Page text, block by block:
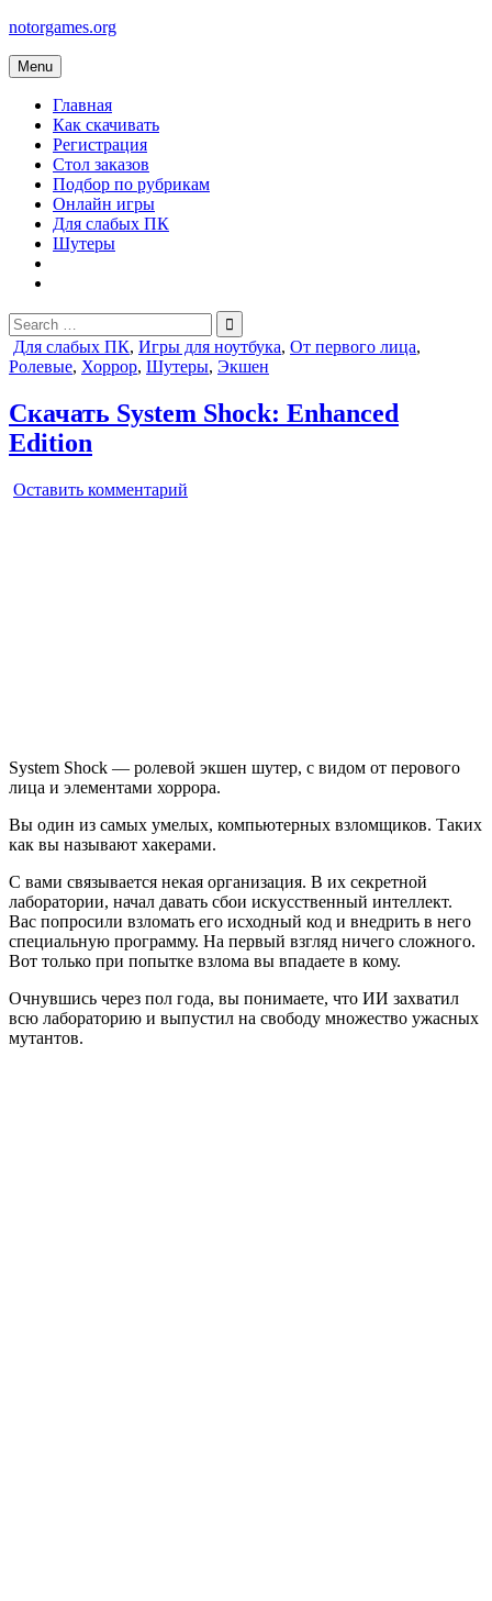
Skip
content
notorgames.org
Menu
Главная
Как скачивать
Регистрация
Стол заказов
Подбор по рубрикам
Онлайн игры
Для слабых ПК
Шутеры
Search
for:
Posted
in
Для слабых ПК, Игры для ноутбука, От первого лица,
Ролевые, Хоррор, Шутеры, Экшен
Скачать System Shock: Enhanced
Edition
Оставить комментарий
System Shock — ролевой экшен шутер, с видом от перового
лица и элементами хоррора.
Вы один из самых умелых, компьютерных взломщиков. Таких
как вы называют хакерами.
С вами связывается некая организация. В их секретной
лаборатории, начал давать сбои искусственный интеллект.
Вас попросили взломать его исходный код и внедрить в него
специальную программу. На первый взгляд ничего сложного.
Вот только при попытке взлома вы впадаете в кому.
Очнувшись через пол года, вы понимаете, что ИИ захватил
всю лабораторию и выпустил на свободу множество ужасных
мутантов.